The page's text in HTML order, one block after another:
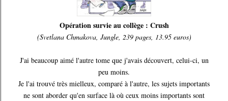
Opération survie au collège : Crush
(Svetlana Chmakova, Jungle, 239 pages, 13.95 euros)
J'ai beaucoup aimé l'autre tome que j'avais découvert, celui-ci, un
peu moins.
Je l'ai trouvé très mielleux, comparé à l'autre, les sujets importants
ne sont aborder qu'en surface là où ceux moins importants sont